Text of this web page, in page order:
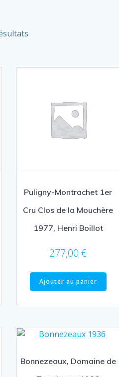
croissant
Puligny-Montrachet 1er
Cru Clos de la Mouchère
1977, Henri Boillot
277,00€
Ajouter au panier
Bonnezeaux, Domaine de